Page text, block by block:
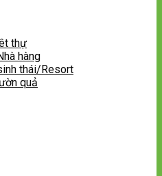
thự
hàng
thái/Resort
quả